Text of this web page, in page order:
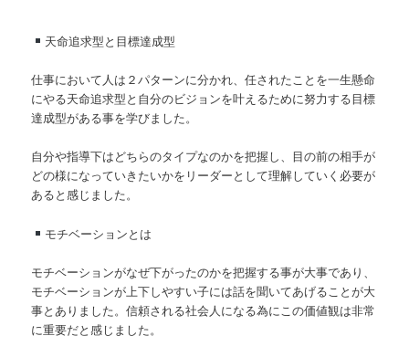
天命追求型と目標達成型
仕事において人は２パターンに分かれ、任されたことを一生懸命
にやる天命追求型と自分のビジョンを叶えるために努力する目標
達成型がある事を学びました。
自分や指導下はどちらのタイプなのかを把握し、目の前の相手が
どの様になっていきたいかをリーダーとして理解していく必要が
あると感じました。
モチベーションとは
モチベーションがなぜ下がったのかを把握する事が大事であり、
モチベーションが上下しやすい子には話を聞いてあげることが大
事とありました。信頼される社会人になる為にこの価値観は非常
に重要だと感じました。